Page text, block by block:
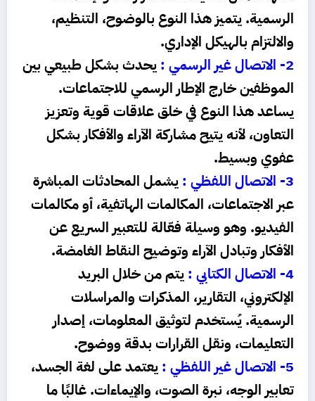
الرسمية. يتميز هذا النوع بالوضوح، التنظيم،
والالتزام بالهيكل الإداري.
2- الاتصال غير الرسمي :
يحدث بشكل طبيعي بين
الموظفين خارج الإطار الرسمي للاجتماعات.
يساعد هذا النوع في خلق علاقات قوية وتعزيز
التعاون، لأنه يتيح مشاركة الآراء والأفكار بشكل
عفوي وبسيط.
3- الاتصال اللفظي :
يشمل المحادثات المباشرة
عبر الاجتماعات، المكالمات الهاتفية، أو مكالمات
الفيديو. وهو وسيلة فعّالة للتعبير السريع عن
الأفكار وتبادل الآراء وتوضيح النقاط الغامضة.
4- الاتصال الكتابي :
يتم من خلال البريد
الإلكتروني، التقارير، المذكرات والمراسلات
الرسمية. يُستخدم لتوثيق المعلومات، إصدار
التعليمات، ونقل القرارات بدقة ووضوح.
5- الاتصال غير اللفظي :
يعتمد على لغة الجسد،
تعابير الوجه، نبرة الصوت، والإيماءات. غالبًا ما